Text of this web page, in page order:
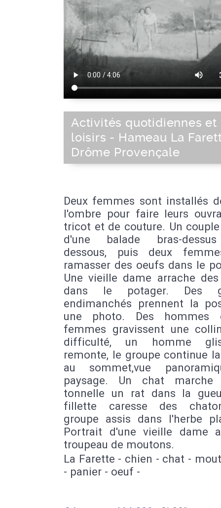
Activités quotidiennes et
loisirs - Hameau La
Drôme Provençale
Deux femmes sont installés
l'ombre pour faire leurs
tricot et de couture. Un
d'une balade bras-
dessous, puis deux
ramasser des oeufs dans le
Une vieille dame arrache
dans le potager. Des
endimanchés prennent la
une photo. Des hommes
femmes gravissent une
difficulté, un homme
remonte, le groupe continue
au sommet,vue
paysage. Un chat
tonnelle un rat dans la
fillette caresse des
groupe assis dans l'herbe
Portrait d'une vieille dame
troupeau de moutons.
La Farette - chien - chat -
- panier - oeuf -